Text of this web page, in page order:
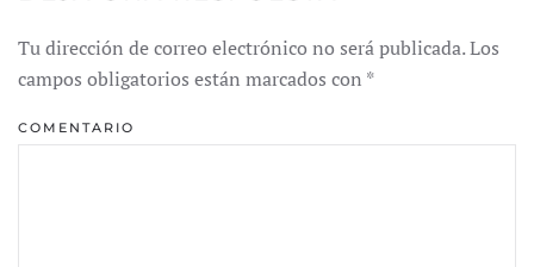
Tu dirección de correo electrónico no será publicada. Los
campos obligatorios están marcados con *
COMENTARIO